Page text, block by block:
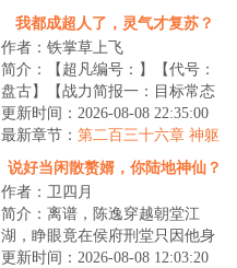
我都成超人了，灵气才复苏？
作者：铁掌草上飞
简介：【超凡编号：】【代号：
盘古】【战力简报一：目标常态
为普通青年男性，具备远超生物
极限的肉体强度...
更新时间：2026-08-08 22:35:00
最新章节： 第二百三十六章 神躯
说好当闲散赘婿，你陆地神仙？
作者：卫四月
简介：离谱，陈逸穿越朝堂江
湖，睁眼竟在侯府刑堂只因他身
为赘婿，却在大婚之日逃婚。不
更新时间：2026-08-08 12:03:20